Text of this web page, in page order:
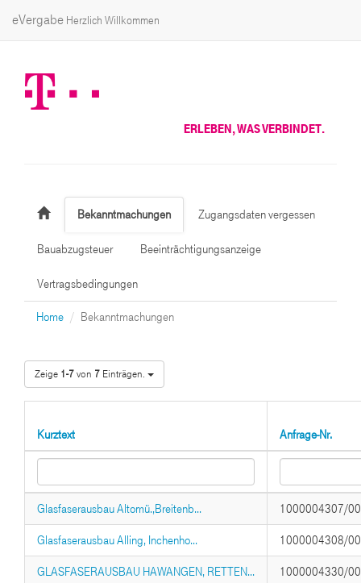
eVergabe Herzlich Willkommen
ERLEBEN, WAS VERBINDET.
Bekanntmachungen Zugangsdaten vergessen
Bauabzugsteuer Beeinträchtigungsanzeige
Vertragsbedingungen
Home Bekanntmachungen
Zeige 1-7von 7 Einträgen.
Kurztext Anfrage-Nr.
Glasfaserausbau Altomü.,Breitenb... 1000004307/
Glasfaserausbau Alling, Inchenho... 1000004308/
GLASFASERAUSBAU HAWANGEN, RETTEN... 1000004330/